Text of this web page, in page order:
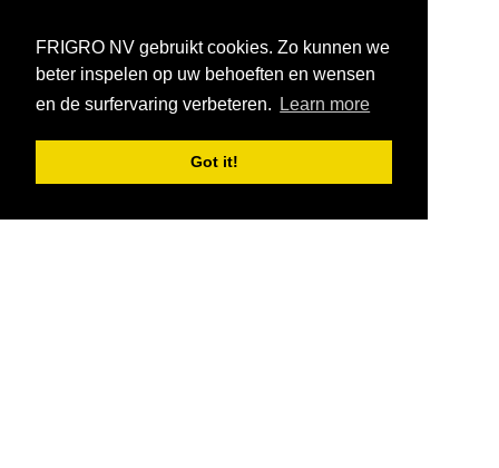
FRIGRO NV gebruikt cookies. Zo kunnen we
beter inspelen op uw behoeften en wensen
en de surfervaring verbeteren.
Learn more
Got it!